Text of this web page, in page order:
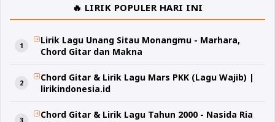
🔥 LIRIK POPULER HARI INI
Lirik Lagu Unang Sitau Monangmu - Marhara,
Chord Gitar dan Makna
Chord Gitar & Lirik Lagu Mars PKK (Lagu Wajib) |
lirikindonesia.id
Chord Gitar & Lirik Lagu Tahun 2000 - Nasida Ria